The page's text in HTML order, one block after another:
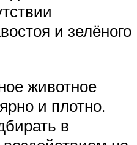
и зелёного
животное
и плотно.
в